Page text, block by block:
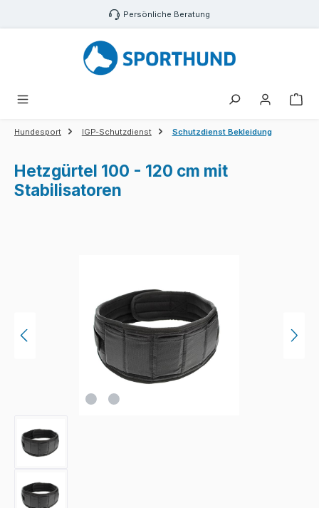
Zum Hauptinhalt springen Persönliche Beratung
Hundesport IGP-Schutzdienst Schutzdienst Bekleidung
Hetzgürtel 100 - 120 cm mit
Stabilisatoren